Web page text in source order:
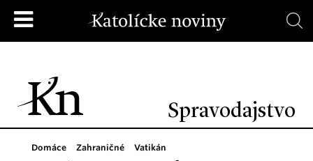
Spravodajstvo
Domáce Zahraničné Vatikán